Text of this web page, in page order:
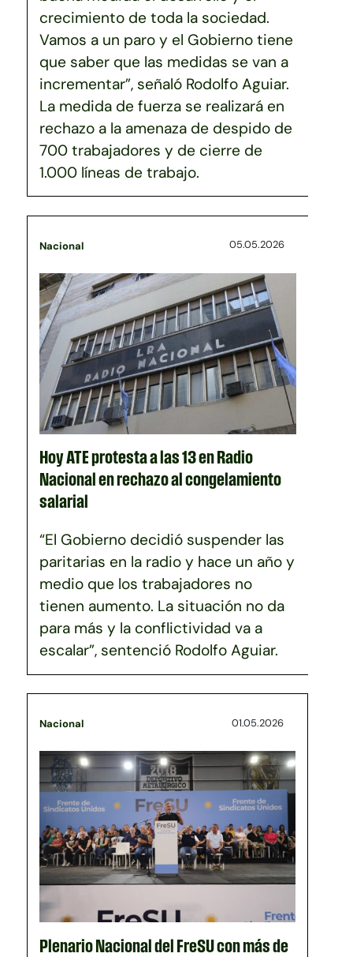
crecimiento de toda la sociedad.
Vamos a un paro y el Gobierno tiene
que saber que las medidas se van a
incrementar”, señaló Rodolfo Aguiar.
La medida de fuerza se realizará en
rechazo a la amenaza de despido de
700 trabajadores y de cierre de
1.000 líneas de trabajo.
Nacional 05.05.2026
Hoy ATE protesta a las 13 en Radio
Nacional en rechazo al congelamiento
salarial
“El Gobierno decidió suspender las
paritarias en la radio y hace un año y
medio que los trabajadores no
tienen aumento. La situación no da
para más y la conflictividad va a
escalar”, sentenció Rodolfo Aguiar.
Nacional 01.05.2026
Plenario Nacional del FreSU con más de